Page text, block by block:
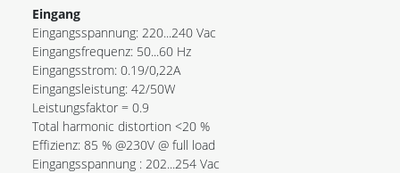
Eingang
Eingangsspannung: 220...240 Vac
Eingangsfrequenz: 50...60 Hz
Eingangsstrom: 0.19/0,22A
Eingangsleistung: 42/50W
Leistungsfaktor = 0.9
Total harmonic distortion <20 %
Effizienz: 85 % @230V @ full load
Eingangsspannung : 202...254 Vac